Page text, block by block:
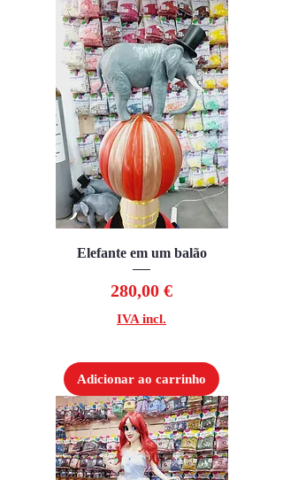
Elefante em um balão
Preço
280,00 €
IVA incl.
Adicionar ao carrinho